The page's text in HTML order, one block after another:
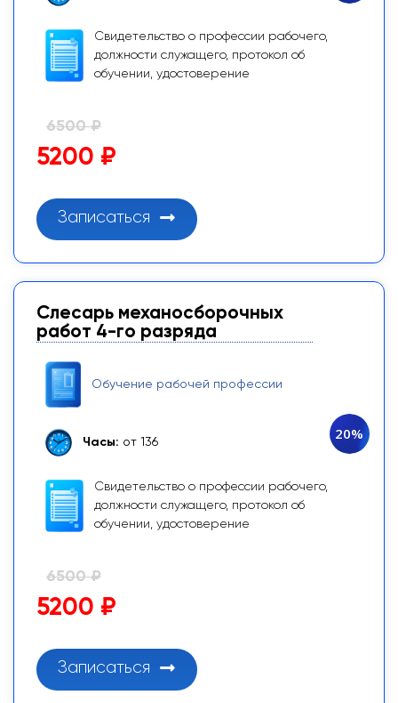
Свидетельство о профессии рабочего,
должности служащего, протокол об
обучении, удостоверение
6500 ₽
5200 ₽
Записаться
Слесарь механосборочных
работ 4-го разряда
Обучение рабочей профессии
Часы: от 136
Свидетельство о профессии рабочего,
должности служащего, протокол об
обучении, удостоверение
20%
6500 ₽
5200 ₽
Записаться